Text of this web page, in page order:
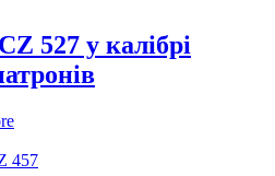
527 у калібрі